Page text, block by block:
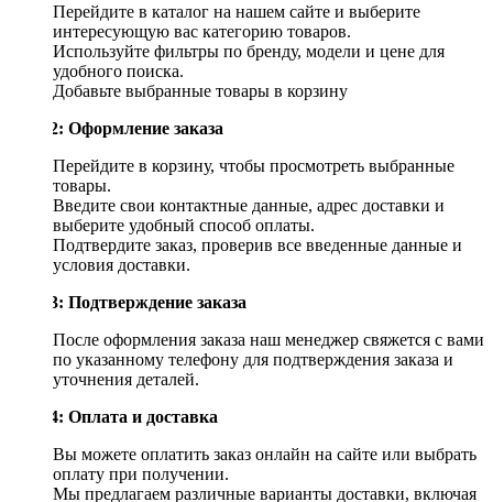
Перейдите в каталог на нашем сайте и выберите
интересующую вас категорию товаров.
Используйте фильтры по бренду, модели и цене для
удобного поиска.
Добавьте выбранные товары в корзину
Шаг 2: Оформление заказа
Перейдите в корзину, чтобы просмотреть выбранные
товары.
Введите свои контактные данные, адрес доставки и
выберите удобный способ оплаты.
Подтвердите заказ, проверив все введенные данные и
условия доставки.
Шаг 3: Подтверждение заказа
После оформления заказа наш менеджер свяжется с вами
по указанному телефону для подтверждения заказа и
уточнения деталей.
Шаг 4: Оплата и доставка
Вы можете оплатить заказ онлайн на сайте или выбрать
оплату при получении.
Мы предлагаем различные варианты доставки, включая